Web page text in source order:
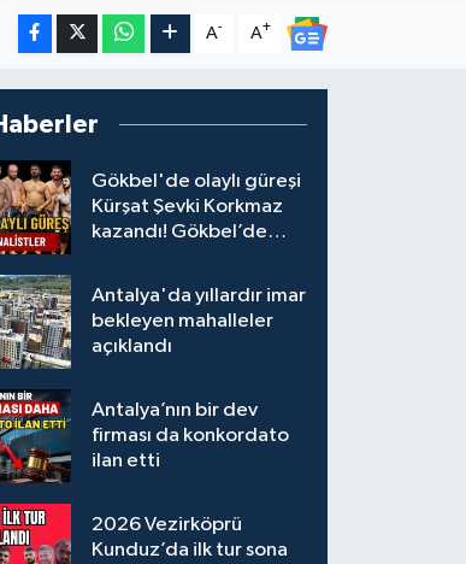
A- A+
Gökbel'de olaylı güreşi
Kürşat Şevki Korkmaz
kazandı! Gökbel’de
Gürbüz elendi!
Antalya'da yıllardır imar
bekleyen mahalleler
açıklandı
Antalya’nın bir dev
firması da konkordato
ilan etti
2026 Vezirköprü
Kunduz’da ilk tur sona